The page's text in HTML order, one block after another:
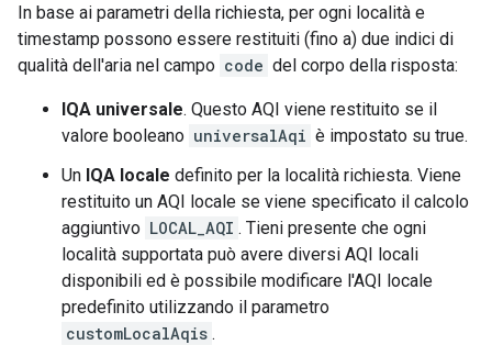
In base ai parametri della richiesta, per ogni località e
timestamp possono essere restituiti (fino a) due indici di
qualità dell'aria nel campo code del corpo della risposta:
IQA universale. Questo AQI viene restituito se il
valore booleano universalAqi è impostato su true.
Un IQA locale definito per la località richiesta. Viene
restituito un AQI locale se viene specificato il calcolo
aggiuntivo LOCAL_AQI . Tieni presente che ogni
località supportata può avere diversi AQI locali
disponibili ed è possibile modificare l'AQI locale
predefinito utilizzando il parametro
customLocalAqis .